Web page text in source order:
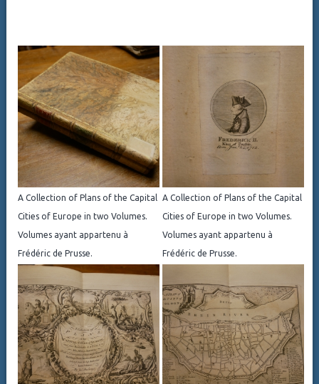
A Collection of Plans of the Capital
Cities of Europe in two Volumes.
Volumes ayant appartenu à
Frédéric de Prusse.
A Collection of Plans of the Capital
Cities of Europe in two Volumes.
Volumes ayant appartenu à
Frédéric de Prusse.